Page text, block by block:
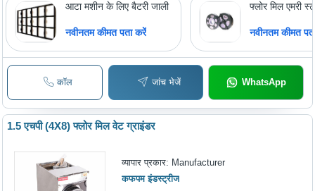
आटा मशीन के लिए बैटरी जाली
नवीनतम कीमत पता करें
फ्लोर मिल एमरी
नवीनतम कीमत
कॉल जांच भेजें WhatsApp
1.5 एचपी (4X8) फ्लोर मिल वेट ग्राइंडर
व्यापार प्रकार: Manufacturer
कफपम इंडस्ट्रीज